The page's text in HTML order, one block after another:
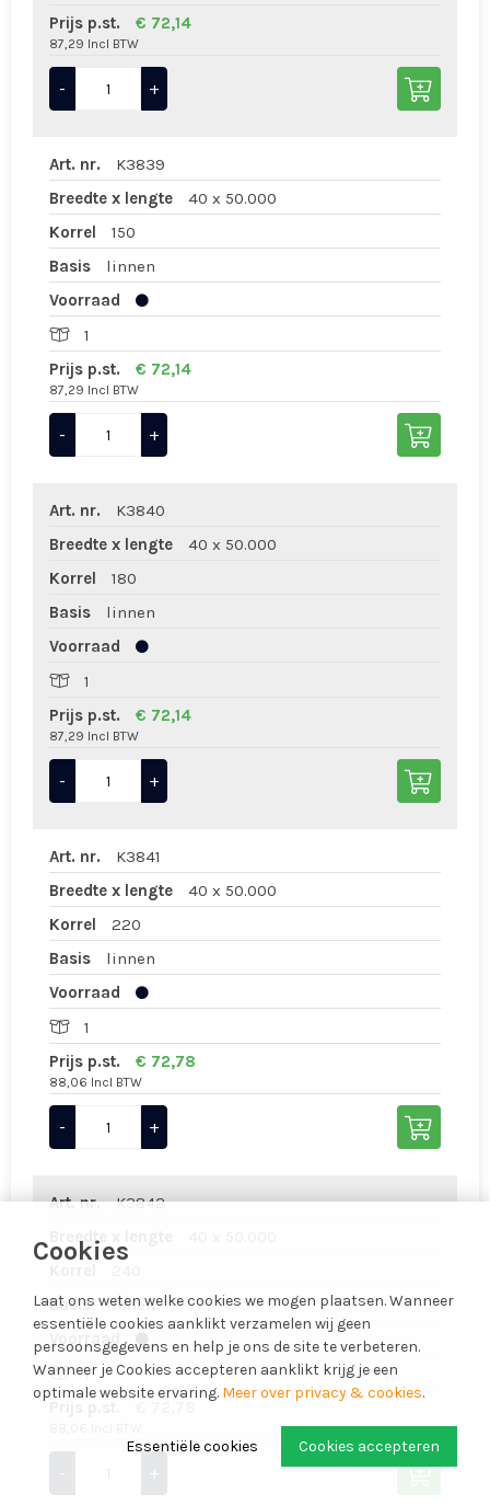
Cookies
Laat ons weten welke cookies we mogen plaatsen. Wanneer
essentiële cookies aanklikt verzamelen wij geen
persoonsgegevens en help je ons de site te verbeteren.
Wanneer je Cookies accepteren aanklikt krijg je een
optimale website ervaring. Meer over privacy & cookies.
Cookies accepteren
Essentiële cookies
Prijs p.st.
€ 72,14
87,29 Incl BTW
- +
Art. nr.
K3839
Breedte x lengte
40 x 50.000
Korrel
150
Basis
linnen
Voorraad
1
Prijs p.st.
€ 72,14
87,29 Incl BTW
- +
Art. nr.
K3840
Breedte x lengte
40 x 50.000
Korrel
180
Basis
linnen
Voorraad
1
Prijs p.st.
€ 72,14
87,29 Incl BTW
- +
Art. nr.
K3841
Breedte x lengte
40 x 50.000
Korrel
220
Basis
linnen
Voorraad
1
Prijs p.st.
€ 72,78
88,06 Incl BTW
- +
Art. nr.
K3842
Breedte x lengte
Basis linnen
Voorraad
1
- +